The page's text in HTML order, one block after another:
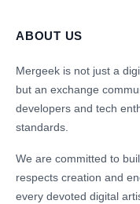
ABOUT US
Mergeek is not just a
but an exchange
developers and tech
standards.
We are committed to
respects creation and
every devoted digital